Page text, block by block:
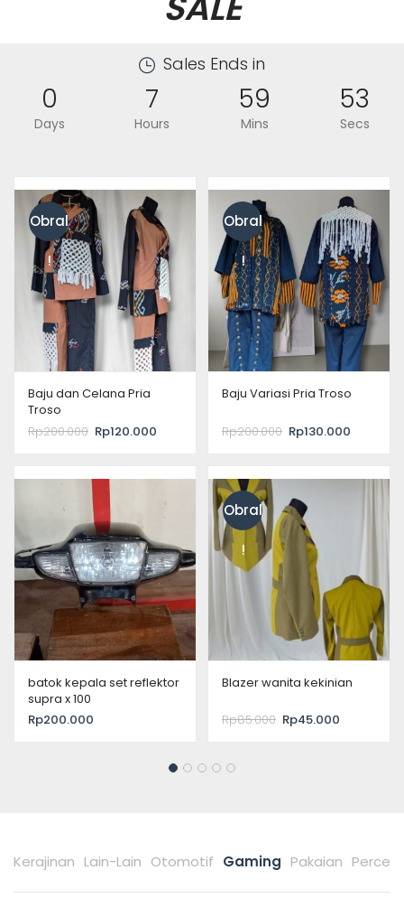
Sales Ends in
0
Days
7
Hours
59
Mins
52
Secs
Obral
!
Baju dan Celana Pria
Troso
Rp200.000 Rp120.000
Obral
!
Baju Variasi Pria Troso
Rp200.000 Rp130.000
batok kepala set reflektor
supra x 100
Rp200.000
Obral
!
Blazer wanita kekinian
Rp85.000 Rp45.000
Gaming
Kerajinan Lain-Lain Otomotif Pakaian